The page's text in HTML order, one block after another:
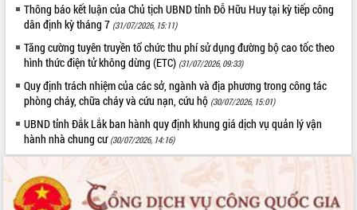
Hôm nay: 2726
Tất cả: 66149522
Thông báo kết luận của Chủ tịch UBND tỉnh Đỗ Hữu Huy tại kỳ tiếp công
dân định kỳ tháng 7 (31/07/2026, 15:11)
Tăng cường tuyên truyền tổ chức thu phí sử dụng đường bộ cao tốc theo
hình thức điện tử không dừng (ETC) (31/07/2026, 09:33)
Quy định trách nhiệm của các sở, ngành và địa phương trong công tác
phòng cháy, chữa cháy và cứu nạn, cứu hộ (30/07/2026, 15:01)
UBND tỉnh Đắk Lắk ban hành quy định khung giá dịch vụ quản lý vận
hành nhà chung cư (30/07/2026, 14:16)